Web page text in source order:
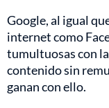
Google, al igual
internet como
tumultuosas con
contenido sin
ganan con ello.